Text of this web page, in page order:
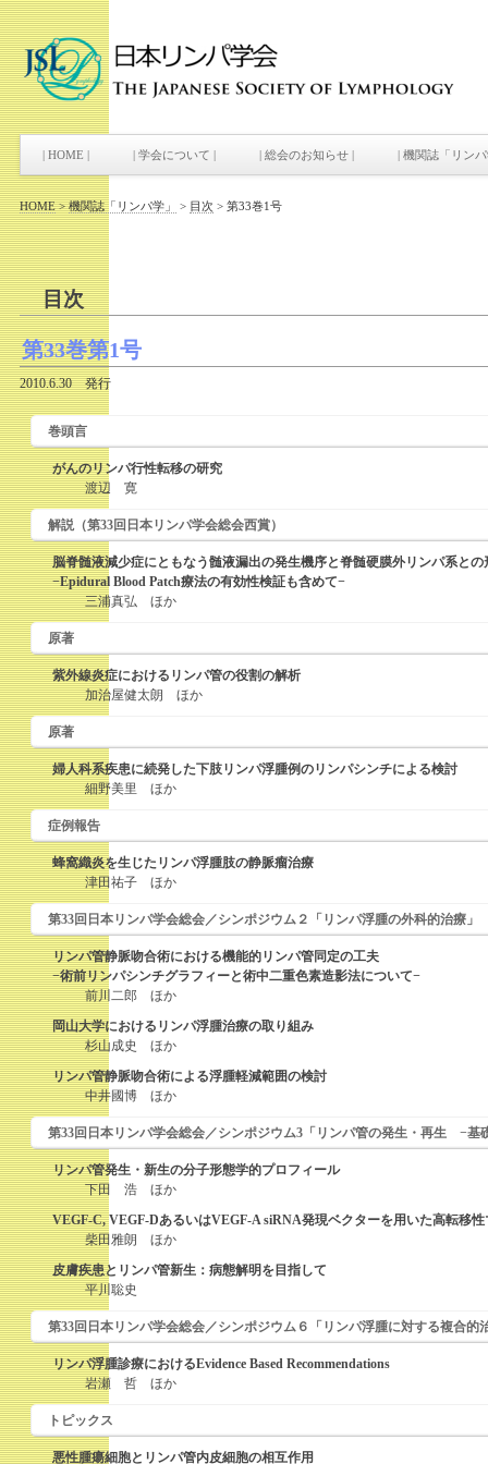
| HOME | | 学会について | | 総会のお知らせ | | 機関誌「リン
HOME>機関誌「リンパ学」 > 目次 > 第33巻1号
目次
第33巻第1号
2010.6.30 発行
巻頭言
がんのリンパ行性転移の研究
渡辺 寛
解説（第33回日本リンパ学会総会西賞）
脳脊髄液減少症にともなう髄液漏出の発生機序と脊髄硬膜外リンパ系と
−Epidural Blood Patch療法の有効性検証も含めて−
三浦真弘 ほか
原著
紫外線炎症におけるリンパ管の役割の解析
加治屋健太朗 ほか
原著
婦人科系疾患に続発した下肢リンパ浮腫例のリンパシンチによる検討
細野美里 ほか
症例報告
蜂窩織炎を生じたリンパ浮腫肢の静脈瘤治療
津田祐子 ほか
第33回日本リンパ学会総会／シンポジウム２「リンパ浮腫の外科的治療」
リンパ管静脈吻合術における機能的リンパ管同定の工夫
−術前リンパシンチグラフィーと術中二重色素造影法について−
前川二郎 ほか
岡山大学におけるリンパ浮腫治療の取り組み
杉山成史 ほか
リンパ管静脈吻合術による浮腫軽減範囲の検討
中井國博 ほか
第33回日本リンパ学会総会／シンポジウム3「リンパ管の発生・再生 −基
リンパ管発生・新生の分子形態学的プロフィール
下田 浩 ほか
VEGF-C, VEGF-DあるいはVEGF-A siRNA発現ベクターを用いた高転移
柴田雅朗 ほか
皮膚疾患とリンパ管新生：病態解明を目指して
平川聡史
第33回日本リンパ学会総会／シンポジウム６「リンパ浮腫に対する複合的
リンパ浮腫診療におけるEvidence Based Recommendations
岩瀬 哲 ほか
トピックス
悪性腫瘍細胞とリンパ管内皮細胞の相互作用